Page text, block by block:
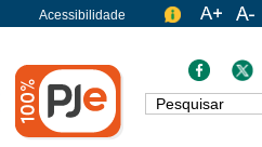
Acessibilidade
Busca